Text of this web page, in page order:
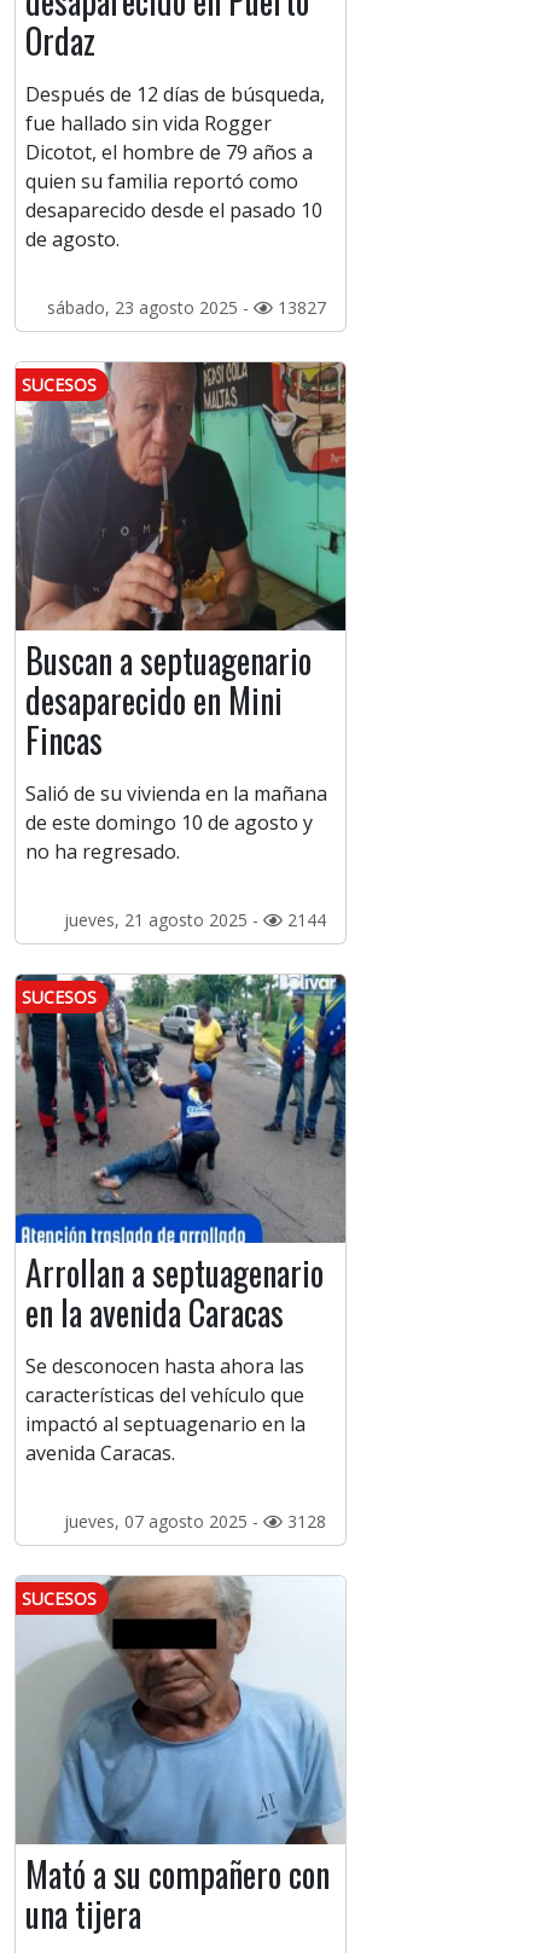
Ordaz
Después de 12 días de búsqueda,
fue hallado sin vida Rogger
Dicotot, el hombre de 79 años a
quien su familia reportó como
desaparecido desde el pasado 10
de agosto.
sábado, 23 agosto 2025 - 13827
SUCESOS
Buscan a septuagenario
desaparecido en Mini
Fincas
Salió de su vivienda en la mañana
de este domingo 10 de agosto y
no ha regresado.
jueves, 21 agosto 2025 - 2144
SUCESOS
Arrollan a septuagenario
en la avenida Caracas
Se desconocen hasta ahora las
características del vehículo que
impactó al septuagenario en la
avenida Caracas.
jueves, 07 agosto 2025 - 3128
SUCESOS
Mató a su compañero con
una tijera